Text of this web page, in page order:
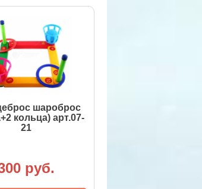
шароброс
кольца) арт.07-
21
руб.